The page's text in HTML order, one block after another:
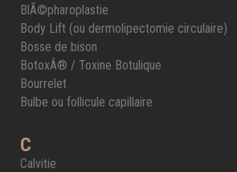
BlÃ©pharoplastie
Body Lift (ou dermolipectomie circulaire)
Bosse de bison
BotoxÂ® / Toxine Botulique
Bourrelet
Bulbe ou follicule capillaire
C
Calvitie